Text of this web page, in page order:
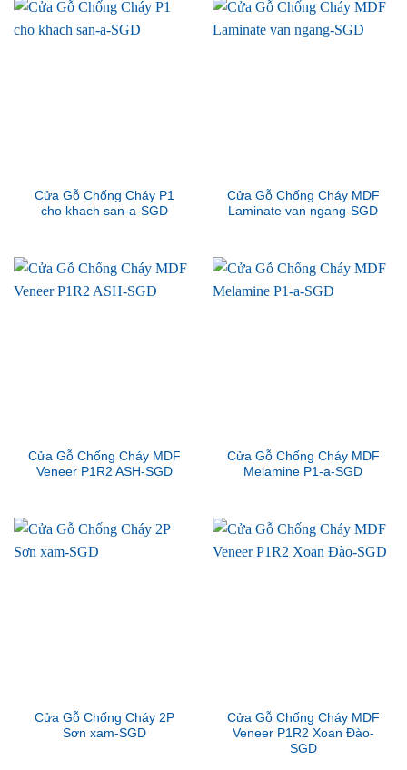
Cửa Gỗ Chống Cháy P1
cho khach san-a-SGD
Cửa Gỗ Chống Cháy MDF
Laminate van ngang-SGD
Cửa Gỗ Chống Cháy MDF
Veneer P1R2 ASH-SGD
Cửa Gỗ Chống Cháy MDF
Melamine P1-a-SGD
Cửa Gỗ Chống Cháy 2P
Sơn xam-SGD
Cửa Gỗ Chống Cháy MDF
Veneer P1R2 Xoan Đào-
SGD